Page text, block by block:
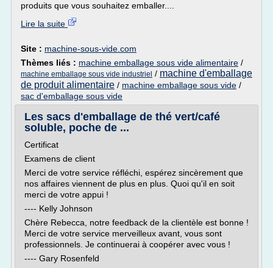
produits que vous souhaitez emballer....
Lire la suite
Site : machine-sous-vide.com
Thèmes liés : machine emballage sous vide alimentaire /
machine emballage sous vide industriel / machine d'emballage
de produit alimentaire / machine emballage sous vide /
sac d'emballage sous vide
Les sacs d'emballage de thé vert/café
soluble, poche de ...
Certificat
Examens de client
Merci de votre service réfléchi, espérez sincèrement que
nos affaires viennent de plus en plus. Quoi qu'il en soit
merci de votre appui !
---- Kelly Johnson
Chère Rebecca, notre feedback de la clientèle est bonne !
Merci de votre service merveilleux avant, vous sont
professionnels. Je continuerai à coopérer avec vous !
---- Gary Rosenfeld